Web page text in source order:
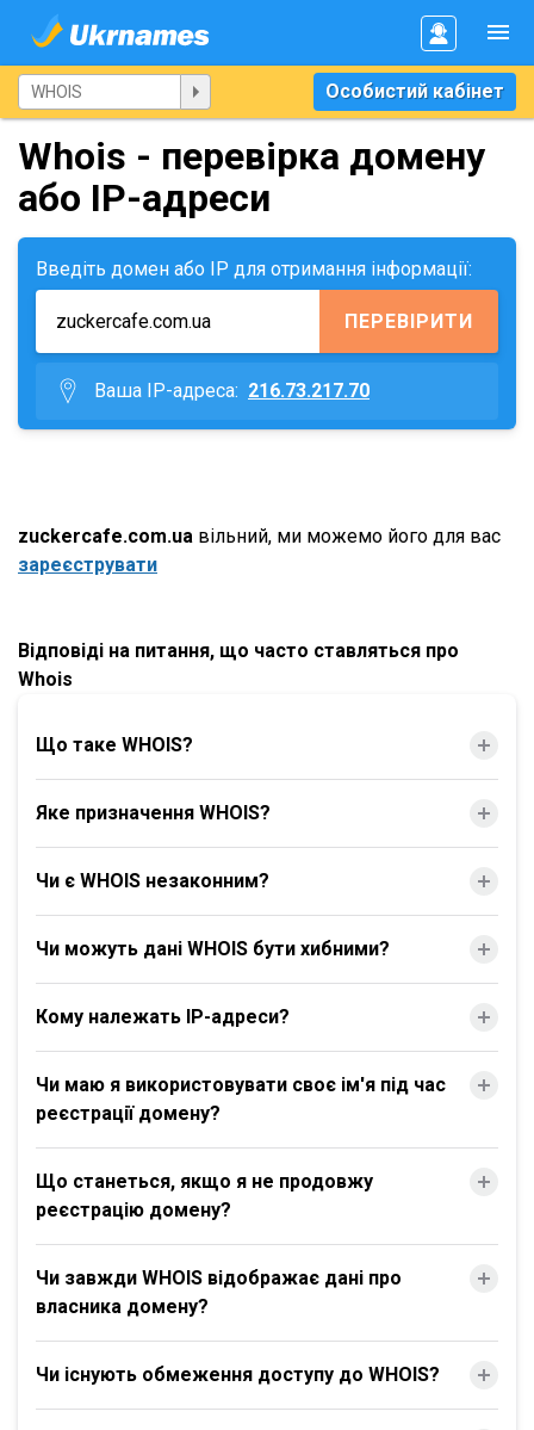
Особистий кабінет
Whois - перевірка домену
або IP-адреси
Введіть домен або IP для отримання інформації:
ПЕРЕВІРИТИ
Ваша IP-адреса: 216.73.217.70
zuckercafe.com.ua вільний, ми можемо його для вас
зареєструвати
Відповіді на питання, що часто ставляться про
Whois
Що таке WHOIS?
Яке призначення WHOIS?
Чи є WHOIS незаконним?
Чи можуть дані WHOIS бути хибними?
Кому належать IP-адреси?
Чи маю я використовувати своє ім'я під час
реєстрації домену?
Що станеться, якщо я не продовжу
реєстрацію домену?
Чи завжди WHOIS відображає дані про
власника домену?
Чи існують обмеження доступу до WHOIS?